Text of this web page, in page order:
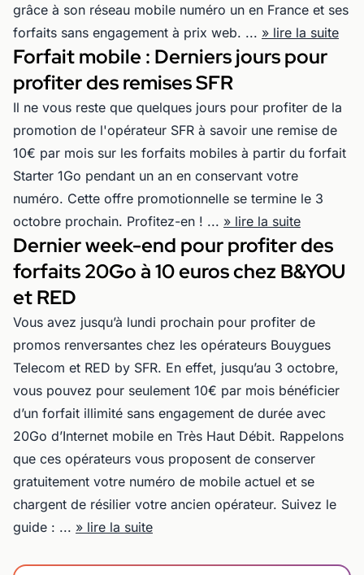
grâce à son réseau mobile numéro un en France et ses
forfaits sans engagement à prix web. ... » lire la suite
Forfait mobile : Derniers jours pour
profiter des remises SFR
Il ne vous reste que quelques jours pour profiter de la
promotion de l'opérateur SFR à savoir une remise de
10€ par mois sur les forfaits mobiles à partir du forfait
Starter 1Go pendant un an en conservant votre
numéro. Cette offre promotionnelle se termine le 3
octobre prochain. Profitez-en ! ... » lire la suite
Dernier week-end pour profiter des
forfaits 20Go à 10 euros chez B&YOU
et RED
Vous avez jusqu’à lundi prochain pour profiter de
promos renversantes chez les opérateurs Bouygues
Telecom et RED by SFR. En effet, jusqu’au 3 octobre,
vous pouvez pour seulement 10€ par mois bénéficier
d’un forfait illimité sans engagement de durée avec
20Go d’Internet mobile en Très Haut Débit. Rappelons
que ces opérateurs vous proposent de conserver
gratuitement votre numéro de mobile actuel et se
chargent de résilier votre ancien opérateur. Suivez le
guide : ... » lire la suite